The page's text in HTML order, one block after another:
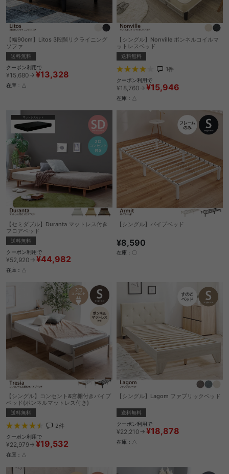
【幅90cm】Litos 3段階リクライニング
ソファ
送料無料
クーポン利用で
¥15,680→ ¥13,328
在庫：△
【シングル】Nonville ボンネルコイルマ
ットレスベッド
送料無料
1件
クーポン利用で
¥18,760→ ¥15,946
在庫：△
【セミダブル】Duranta マットレス付き
フロアベッド
送料無料
クーポン利用で
¥52,920→ ¥44,982
在庫：△
【シングル】パイプベッド
¥8,590
在庫：〇
【シングル】コンセント&宮棚付きパイプ
ベッド(ボンネルマットレス付き)
送料無料
2件
クーポン利用で
¥22,979→ ¥19,532
在庫：△
【シングル】Lagom ファブリックベッド
送料無料
クーポン利用で
¥22,210→ ¥18,878
在庫：△